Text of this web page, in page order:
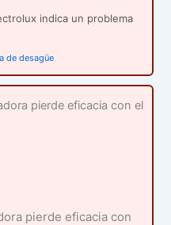
indica un problema
de desagüe
pierde eficacia con